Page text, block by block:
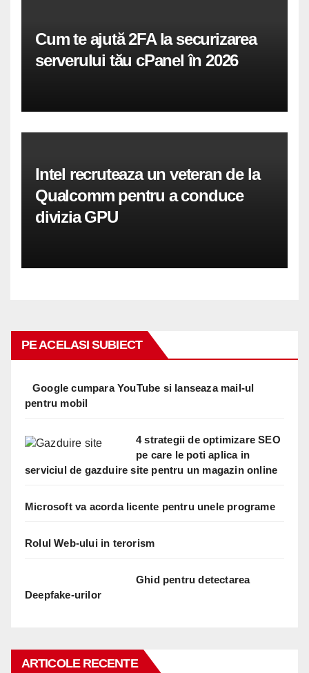
Cum te ajută 2FA la securizarea
serverului tău cPanel în 2026
Intel recruteaza un veteran de la
Qualcomm pentru a conduce
divizia GPU
PE ACELASI SUBIECT
Google cumpara YouTube si lanseaza mail-ul
pentru mobil
4 strategii de optimizare SEO
pe care le poti aplica in
serviciul de gazduire site pentru un magazin online
Microsoft va acorda licente pentru unele programe
Rolul Web-ului in terorism
Ghid pentru detectarea
Deepfake-urilor
ARTICOLE RECENTE